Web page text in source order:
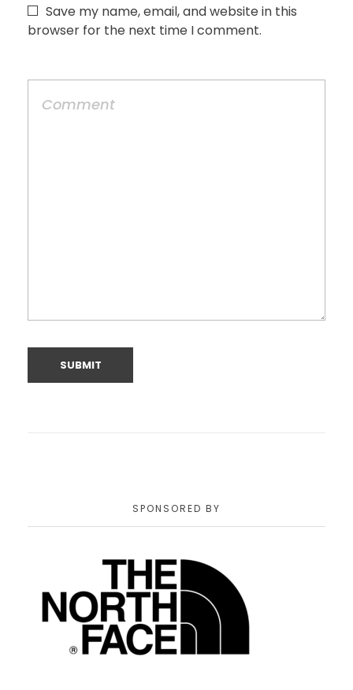
Save my name, email, and website in this
browser for the next time I comment.
SPONSORED BY